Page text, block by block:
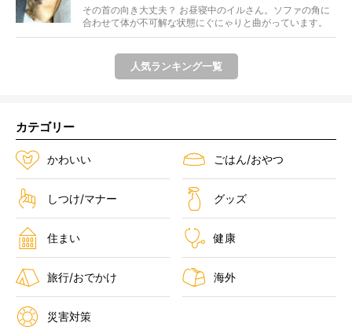
その首の向き大丈夫？ お昼寝中のイルさん。ソファの角に
合わせて体が不可解な状態にぐにゃりと曲がっています。
&...
人気ランキング一覧
カテゴリー
かわいい ごはん/おやつ
しつけ/マナー グッズ
住まい 健康
旅行/おでかけ 海外
災害対策